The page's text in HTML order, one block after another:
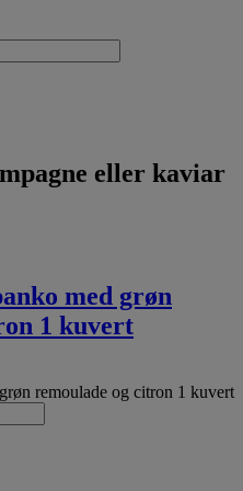
eller kaviar
med grøn
1 kuvert
remoulade og citron 1 kuvert